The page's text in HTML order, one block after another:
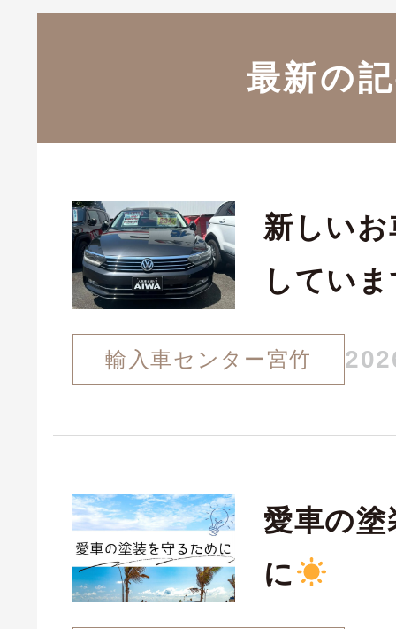
最新の
新しい
してい
輸入車センター宮竹
愛車の
に